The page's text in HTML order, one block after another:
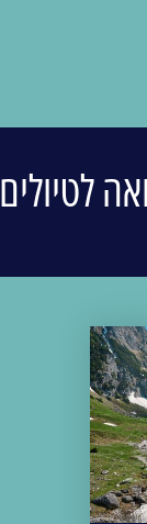
לטיולים